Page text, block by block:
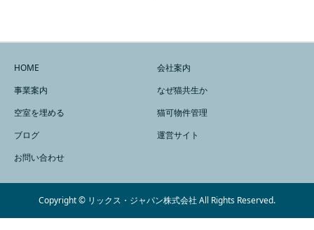
HOME
会社案内
事業案内
なぜ猫共生か
空室を埋める
猫可物件管理
ブログ
運営サイト
お問い合わせ
Copyright © リックス・ジャパン株式会社 All Rights Reserved.